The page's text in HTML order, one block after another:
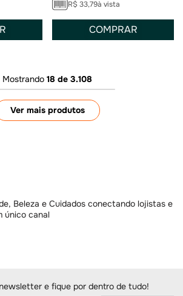
R$ 33,79à vista
COMPRAR
Mostrando 18 de 3.108
Beleza e Cuidados conectando lojistas e
único canal
e fique por dentro de tudo!